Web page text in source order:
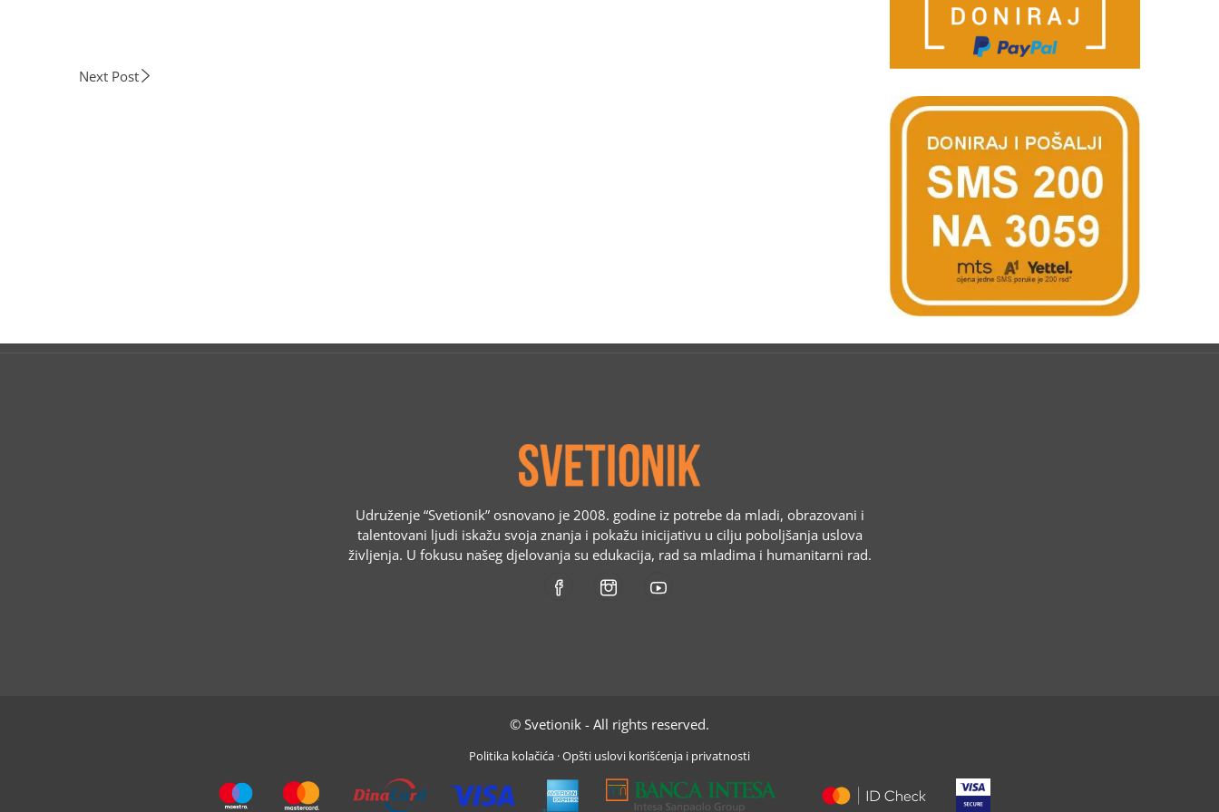
Next Post
Udruženje “Svetionik” osnovano je 2008. godine iz potrebe da mladi, obrazovani i
talentovani ljudi iskažu svoja znanja i pokažu inicijativu u cilju poboljšanja uslova
življenja. U fokusu našeg djelovanja su edukacija, rad sa mladima i humanitarni rad.
© Svetionik - All rights reserved.
Politika kolačića ·Opšti uslovi korišćenja i privatnosti